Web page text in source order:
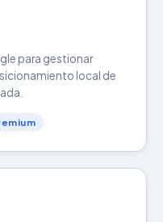
para gestionar
local de